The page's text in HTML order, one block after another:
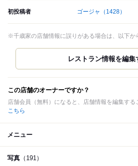
初投稿者 ゴージャ （1428）
※千歳家の店舗情報に誤りがある場合は、以下か
この店舗のオーナーですか？
店舗会員（無料）になると、店舗情報を編集する
こちら
メニュー
写真 （191）